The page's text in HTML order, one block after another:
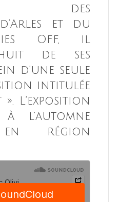
des
et du
Off, il
de ses
d’une seule
intitulée
L’exposition
l’automne
région